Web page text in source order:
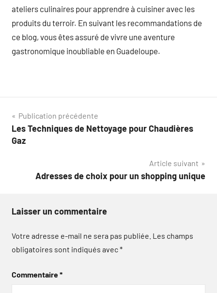
ateliers culinaires pour apprendre à cuisiner avec les
produits du terroir. En suivant les recommandations de
ce blog, vous êtes assuré de vivre une aventure
gastronomique inoubliable en Guadeloupe.
Navigation
de
Publication précédente
Les Techniques de Nettoyage pour Chaudières
Gaz
Article suivant
Adresses de choix pour un shopping unique
Laisser un commentaire
Votre adresse e-mail ne sera pas publiée. Les champs
obligatoires sont indiqués avec*
Commentaire*